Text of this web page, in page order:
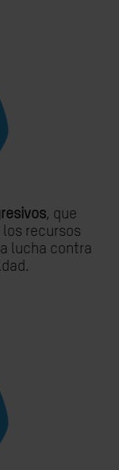
, que
recursos
lucha contra